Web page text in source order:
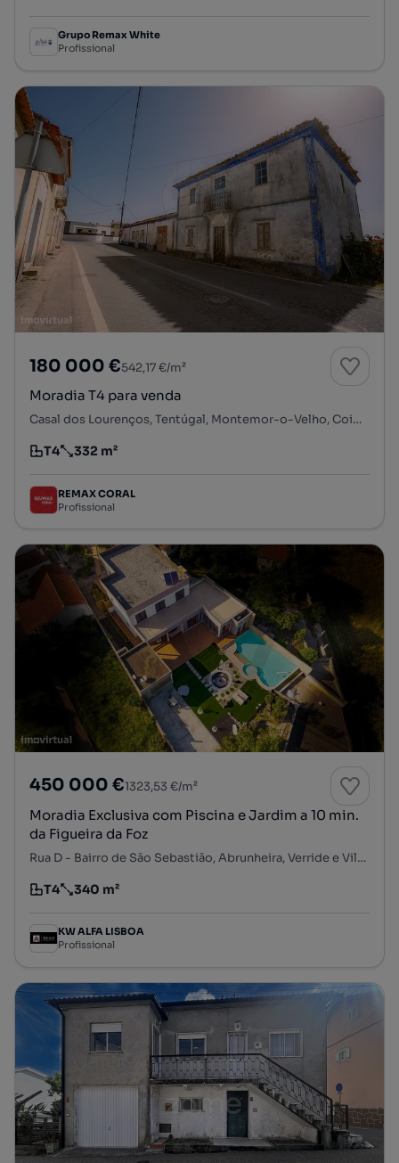
Grupo Remax White
Profissional
180 000 €542,17 €/m²
Moradia T4 para venda
Casal dos Lourenços, Tentúgal, Montemor-o-Velho, Coimbra
Tipologia
T4
Preço por metro quadrado
332 m²
REMAX CORAL
Profissional
450 000 €1323,53 €/m²
Moradia Exclusiva com Piscina e Jardim a 10 min.
da Figueira da Foz
Rua D - Bairro de São Sebastião, Abrunheira, Verride e Vila Nova da Barca, Montemor-o-Velho, Coimbra
Tipologia
T4
Preço por metro quadrado
340 m²
KW ALFA LISBOA
Profissional